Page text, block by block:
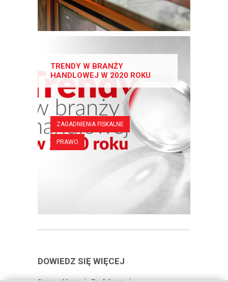
TRENDY W BRANŻY
HANDLOWEJ W 2020 ROKU
ZAGADNIENIA FISKALNE
PRAWO
DOWIEDZ SIĘ WIĘCEJ